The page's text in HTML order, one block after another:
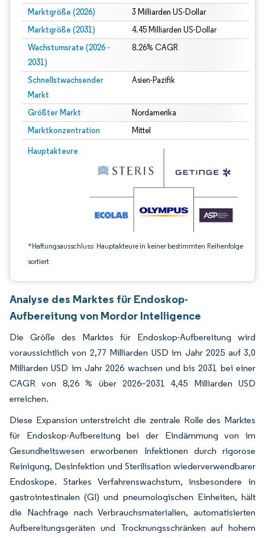
Marktgröße (2026) 3 Milliarden US-Dollar
Marktgröße (2031) 4.45 Milliarden US-Dollar
Wachstumsrate (2026 -
2031)
8.26% CAGR
Schnellstwachsender
Markt
Asien-Pazifik
Größter Markt Nordamerika
Marktkonzentration Mittel
Hauptakteure
*Haftungsausschluss: Hauptakteure in keiner bestimmten Reihenfolge
sortiert
Bild © Mordor Intelligence. Wiederverwendung erfordert Namensnennung
Analyse des Marktes für Endoskop-
Aufbereitung von Mordor Intelligence
Die Größe des Marktes für Endoskop-Aufbereitung wird
voraussichtlich von 2,77 Milliarden USD im Jahr 2025 auf 3,0
Milliarden USD im Jahr 2026 wachsen und bis 2031 bei einer
CAGR von 8,26 % über 2026–2031 4,45 Milliarden USD
erreichen.
Diese Expansion unterstreicht die zentrale Rolle des Marktes
für Endoskop-Aufbereitung bei der Eindämmung von im
Gesundheitswesen erworbenen Infektionen durch rigorose
Reinigung, Desinfektion und Sterilisation wiederverwendbarer
Endoskope. Starkes Verfahrenswachstum, insbesondere in
gastrointestinalen (GI) und pneumologischen Einheiten, hält
die Nachfrage nach Verbrauchsmaterialien, automatisierten
Aufbereitungsgeräten und Trocknungsschränken auf hohem